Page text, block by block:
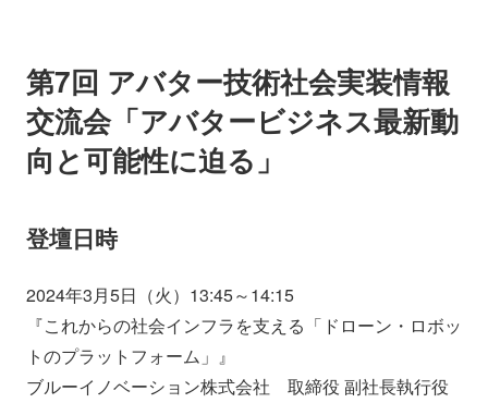
第7回 アバター技術社会実装情報
交流会「アバタービジネス最新動
向と可能性に迫る」
登壇日時
2024年3月5日（火）13:45～14:15
『これからの社会インフラを支える「ドローン・ロボッ
トのプラットフォーム」』
ブルーイノベーション株式会社 取締役 副社長執行役